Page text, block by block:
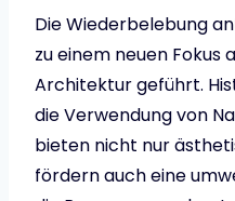
Die Wiederbelebung
zu einem neuen Fokus
Architektur geführt.
die Verwendung von
bieten nicht nur
fördern auch eine